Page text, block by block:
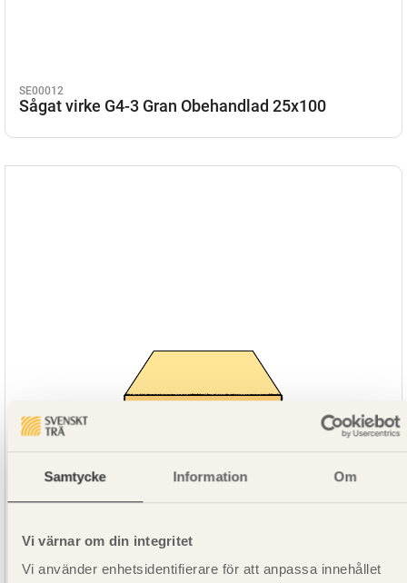
Samtycke Information Om
Vi värnar om din integritet
Vi använder enhetsidentifierare för att anpassa innehållet
SE00012
Sågat virke G4-3 Gran Obehandlad 25x100
SE00013